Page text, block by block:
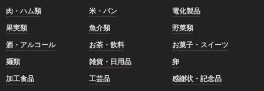
肉・ハム類 米・パン
電化製品
果実類
魚介類
野菜類
酒・アルコール
お茶・飲料
お菓子・スイーツ
麺類
雑貨・日用品
卵
加工食品
工芸品
感謝状・記念品